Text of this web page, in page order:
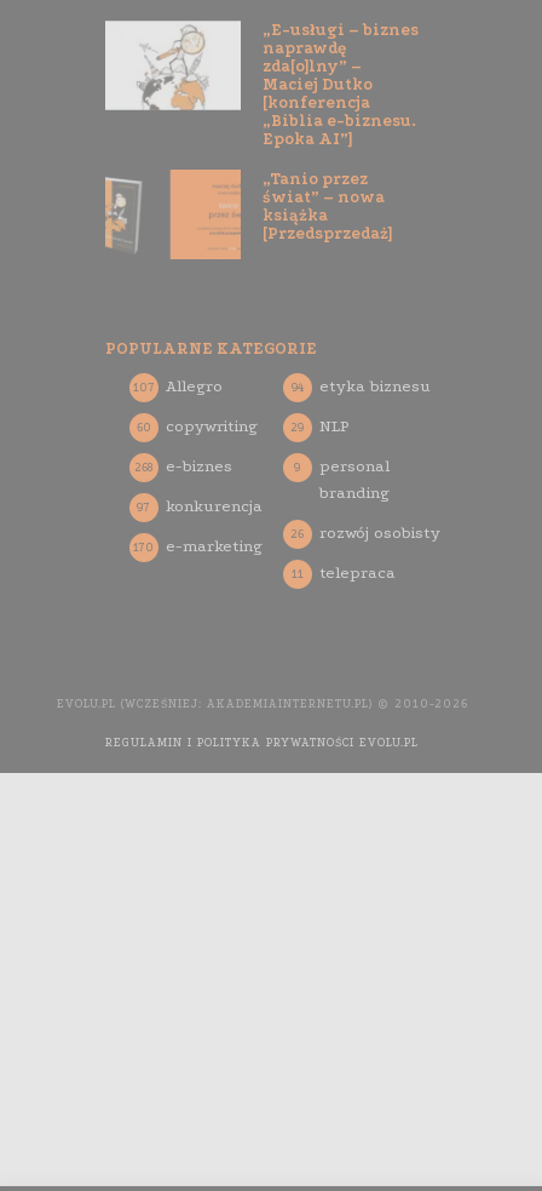
„E-usługi – biznes
naprawdę
zda[o]lny” –
Maciej Dutko
[konferencja
„Biblia e-biznesu.
Epoka AI”]
„Tanio przez
świat” – nowa
książka
[Przedsprzedaż]
POPULARNE KATEGORIE
Allegro
107
copywriting
60
e-biznes
268
konkurencja
97
e-marketing
170
etyka biznesu
94
NLP
29
personal
branding
9
rozwój osobisty
26
telepraca
11
EVOLU.PL (WCZEŚNIEJ: AKADEMIAINTERNETU.PL) © 2010-2026
REGULAMIN I POLITYKA PRYWATNOŚCI EVOLU.PL